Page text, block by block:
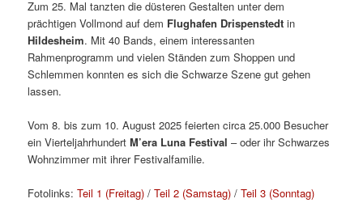
Zum 25. Mal tanzten die düsteren Gestalten unter dem
prächtigen Vollmond auf dem Flughafen Drispenstedt in
Hildesheim. Mit 40 Bands, einem interessanten
Rahmenprogramm und vielen Ständen zum Shoppen und
Schlemmen konnten es sich die Schwarze Szene gut gehen
lassen.
Vom 8. bis zum 10. August 2025 feierten circa 25.000 Besucher
ein VierteljahrhundertM’era Luna Festival – oder ihr Schwarzes
Wohnzimmer mit ihrer Festivalfamilie.
Fotolinks:Teil 1 (Freitag) /Teil 2 (Samstag) /Teil 3 (Sonntag)